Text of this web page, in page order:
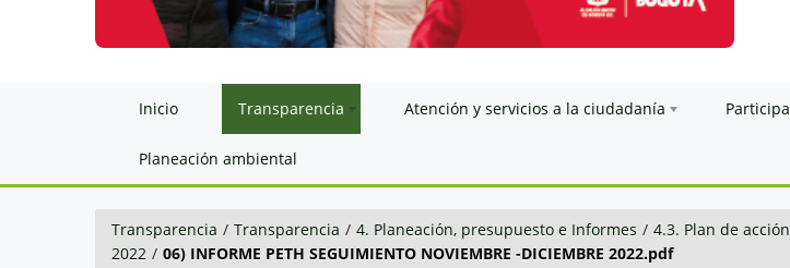
Inicio Transparencia Atención y servicios a la ciudadanía Participa
Planeación ambiental
Transparencia / Transparencia / 4. Planeación, presupuesto e Informes / 4.3. Plan de acción
2022 / 06) INFORME PETH SEGUIMIENTO NOVIEMBRE -DICIEMBRE 2022.pdf